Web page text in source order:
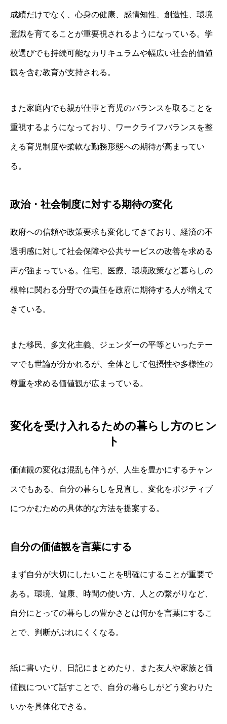
成績だけでなく、心身の健康、感情知性、創造性、環境
意識を育てることが重要視されるようになっている。学
校選びでも持続可能なカリキュラムや幅広い社会的価値
観を含む教育が支持される。
また家庭内でも親が仕事と育児のバランスを取ることを
重視するようになっており、ワークライフバランスを整
える育児制度や柔軟な勤務形態への期待が高まってい
る。
政治・社会制度に対する期待の変化
政府への信頼や政策要求も変化してきており、経済の不
透明感に対して社会保障や公共サービスの改善を求める
声が強まっている。住宅、医療、環境政策など暮らしの
根幹に関わる分野での責任を政府に期待する人が増えて
きている。
また移民、多文化主義、ジェンダーの平等といったテー
マでも世論が分かれるが、全体として包摂性や多様性の
尊重を求める価値観が広まっている。
変化を受け入れるための暮らし方のヒン
ト
価値観の変化は混乱も伴うが、人生を豊かにするチャン
スでもある。自分の暮らしを見直し、変化をポジティブ
につかむための具体的な方法を提案する。
自分の価値観を言葉にする
まず自分が大切にしたいことを明確にすることが重要で
ある。環境、健康、時間の使い方、人との繋がりなど、
自分にとっての暮らしの豊かさとは何かを言葉にするこ
とで、判断がぶれにくくなる。
紙に書いたり、日記にまとめたり、また友人や家族と価
値観について話すことで、自分の暮らしがどう変わりた
いかを具体化できる。